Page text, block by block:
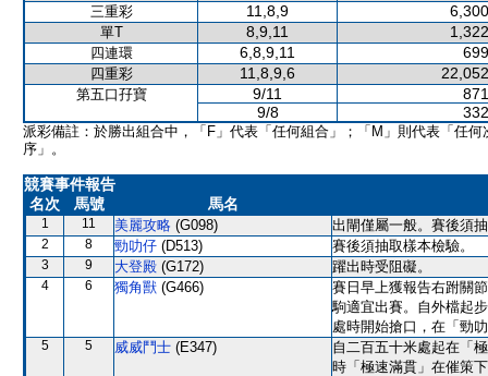
三重彩 11,8,9
單T 8,9,11
四連環 6,8,9,11
四重彩 11,8,9,6
第五口孖寶 9/11
9/8
派彩備註：於勝出組合中，「F」代表「任何組合」；「M」則代表「任何
序」。
競賽事件報告
名次
馬號 馬名
1 11 美麗攻略 (G098) 出閘僅屬一般。賽後須
2 8 勁叻仔 (D513) 賽後須抽取樣本檢驗。
3 9 大登殿 (G172) 躍出時受阻礙。
4 6 獨角獸 (G466)
賽日早上獲報告右跗關
駒適宜出賽。自外檔起
處時開始搶口，在「勁
5 5 威威鬥士 (E347)
自二百五十米處起在「
時「極速滿貫」在催策